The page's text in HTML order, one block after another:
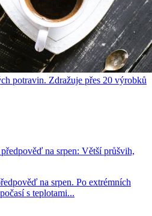
potravin. Zdražuje přes 20 výrobků
na srpen: Větší průšvih,
na srpen. Po extrémních
s teplotami...